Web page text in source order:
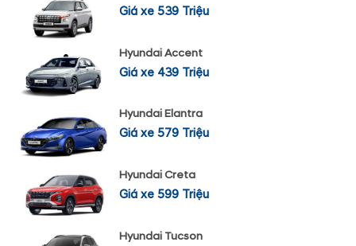
Giá xe 539 Triệu
Hyundai Accent
Giá xe 439 Triệu
Hyundai Elantra
Giá xe 579 Triệu
Hyundai Creta
Giá xe 599 Triệu
Hyundai Tucson